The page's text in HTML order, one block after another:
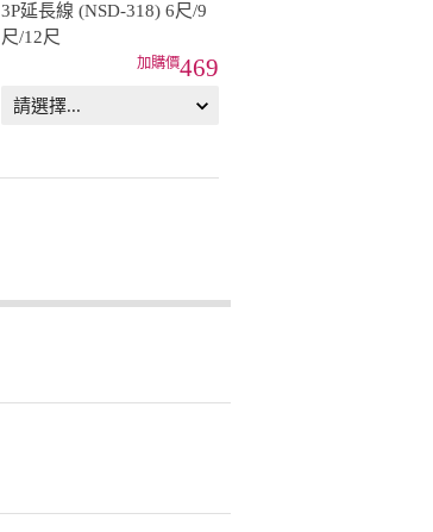
3P延長線 (NSD-318) 6尺/9
尺/12尺
469